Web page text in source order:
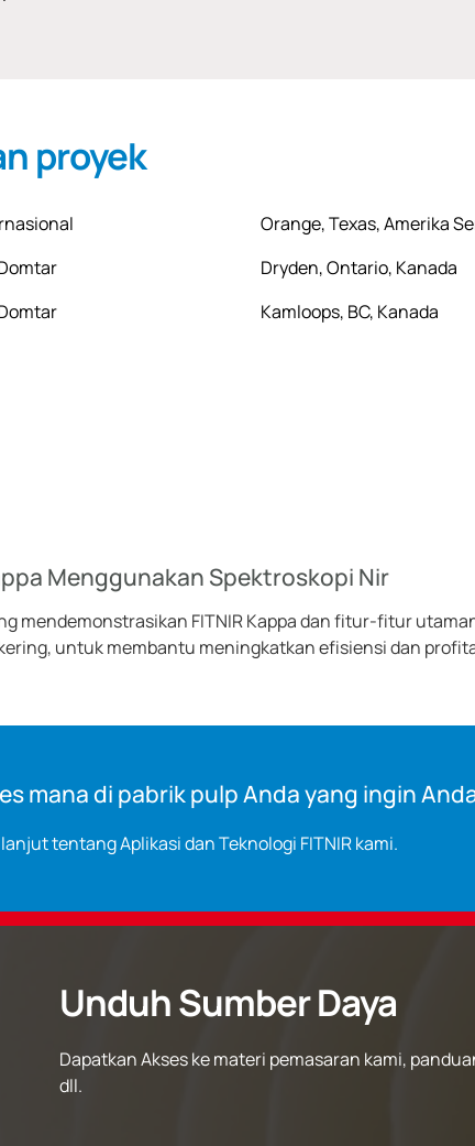
proyek
Orange, Texas, Amerika
Dryden, Ontario, Kanada
Kamloops, BC, Kanada
Menggunakan Spektroskopi Nir
mendemonstrasikan FITNIR Kappa dan fitur-fitur
untuk membantu meningkatkan efisiensi dan
mana di pabrik pulp Anda yang ingin
tentang Aplikasi dan Teknologi FITNIR kami.
Unduh Sumber Daya
Dapatkan Akses ke materi pemasaran kami,
dll.